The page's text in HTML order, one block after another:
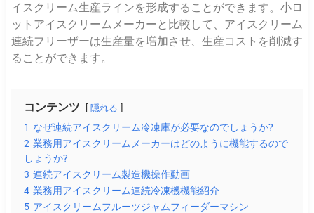
イスクリーム生産ラインを形成することができます。小ロ
ットアイスクリームメーカーと比較して、アイスクリーム
連続フリーザーは生産量を増加させ、生産コストを削減す
ることができます。
コンテンツ 隠れる
1 なぜ連続アイスクリーム冷凍庫が必要なのでしょうか?
2 業務用アイスクリームメーカーはどのように機能するので
しょうか?
3 連続アイスクリーム製造機操作動画
4 業務用アイスクリーム連続冷凍機機能紹介
5 アイスクリームフルーツジャムフィーダーマシン